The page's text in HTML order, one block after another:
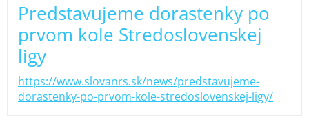
Predstavujeme dorastenky po
prvom kole Stredoslovenskej
ligy
https://www.slovanrs.sk/news/predstavujeme-
dorastenky-po-prvom-kole-stredoslovenskej-ligy/